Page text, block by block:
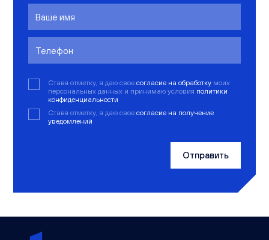
Ставя отметку, я даю свое согласие на обработку моих
персональных данных и принимаю условия политики
конфиденциальности
Ставя отметку, я даю свое согласие на получение
уведомлений
Отправить